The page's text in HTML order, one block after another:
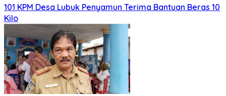
101 KPM Desa Lubuk Penyamun Terima Bantuan Beras 10
Kilo